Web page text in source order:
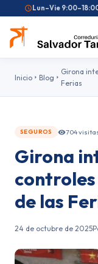
Lun–Vie
Seguro de salud
Inicio Blog
Girona
Ferias
SEGUROS 704
Girona
de las
24 de octubre de 2025